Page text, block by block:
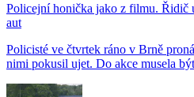
Policejní honička jako z filmu. Řidič
aut
Policisté ve čtvrtek ráno v Brně
nimi pokusil ujet. Do akce musela